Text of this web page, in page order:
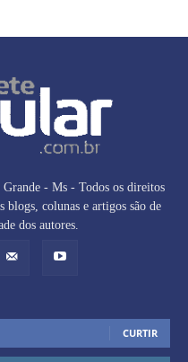
- Ms - Todos os direitos
blogs, colunas e artigos são de
dos autores.
CURTIR